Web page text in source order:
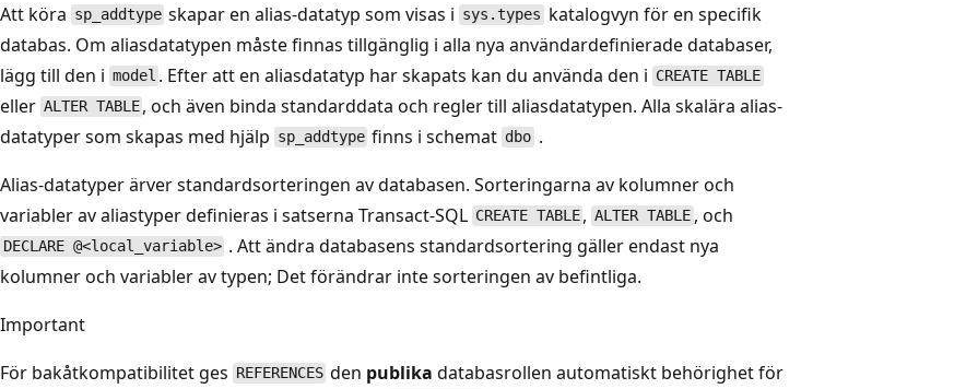
Att köra sp_addtype skapar en alias-datatyp som visas i sys.types katalogvyn för en specifik
databas. Om aliasdatatypen måste finnas tillgänglig i alla nya användardefinierade databaser,
lägg till den i model . Efter att en aliasdatatyp har skapats kan du använda den i CREATE TABLE
eller ALTER TABLE , och även binda standarddata och regler till aliasdatatypen. Alla skalära alias-
datatyper som skapas med hjälp sp_addtype finns i schemat dbo.
Alias-datatyper ärver standardsorteringen av databasen. Sorteringarna av kolumner och
variabler av aliastyper definieras i satserna Transact-SQL CREATE TABLE , ALTER TABLE , och
DECLARE @<local_variable> . Att ändra databasens standardsortering gäller endast nya
kolumner och variabler av typen; Det förändrar inte sorteringen av befintliga.
Important
För bakåtkompatibilitet ges REFERENCES den publika databasrollen automatiskt behörighet för